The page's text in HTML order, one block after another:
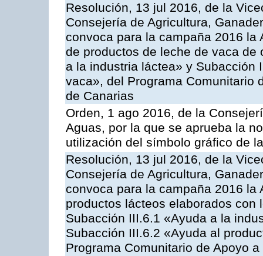
Resolución, 13 jul 2016, de la
Consejería de Agricultura,
convoca para la campaña 2016
de productos de leche de vaca
a la industria láctea» y Subacción
vaca», del Programa Comunitario
de Canarias
Orden, 1 ago 2016, de la
Aguas, por la que se aprueba la
utilización del símbolo gráfico de
Resolución, 13 jul 2016, de la
Consejería de Agricultura,
convoca para la campaña 2016
productos lácteos elaborados
Subacción III.6.1 «Ayuda a la
Subacción III.6.2 «Ayuda al
Programa Comunitario de Apoyo